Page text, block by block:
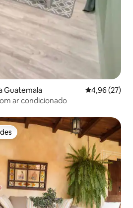
Guatemala 4,96 de uma
4,96 (27)
ar condicionado
dos hóspedes